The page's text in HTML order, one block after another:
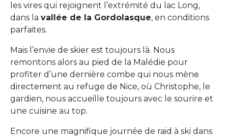
les vires qui rejoignent l’extrémité du lac Long,
dans la vallée de la Gordolasque, en conditions
parfaites.
Mais l’envie de skier est toujours là. Nous
remontons alors au pied de la Malédie pour
profiter d’une dernière combe qui nous mène
directement au refuge de Nice, où Christophe, le
gardien, nous accueille toujours avec le sourire et
une cuisine au top.
Encore une magnifique journée de raid à ski dans